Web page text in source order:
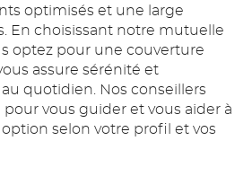
optimisés et une large
En choisissant notre mutuelle
optez pour une couverture
assure sérénité et
quotidien. Nos conseillers
vous guider et vous aider à
selon votre profil et vos